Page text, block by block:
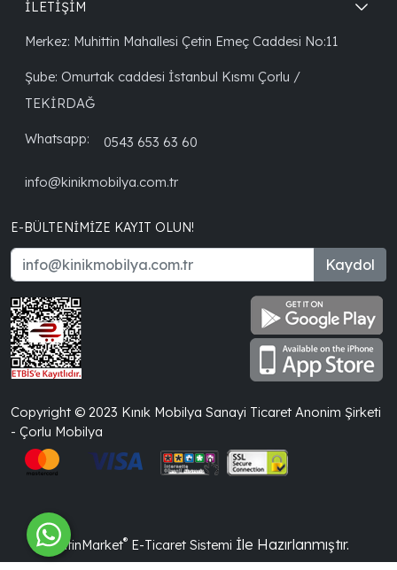
İLETİŞİM
Merkez: Muhittin Mahallesi Çetin Emeç Caddesi No:11
Şube: Omurtak caddesi İstanbul Kısmı Çorlu /
TEKİRDAĞ
Whatsapp: 0543 653 63 60
info@kinikmobilya.com.tr
E-BÜLTENIMIZE KAYIT OLUN!
Kaydol
Copyright © 2023 Kınık Mobilya Sanayi Ticaret Anonim Şirketi
- Çorlu Mobilya
PlatinMarket® E-Ticaret Sistemi İle Hazırlanmıştır.